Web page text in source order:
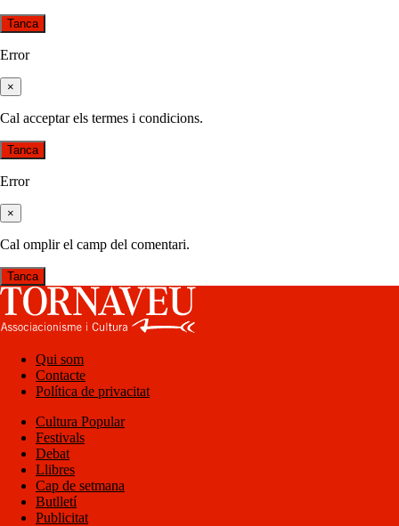
Tanca
Error
×
Cal acceptar els termes i condicions.
Tanca
Error
×
Cal omplir el camp del comentari.
Tanca
Qui som
Contacte
Política de privacitat
Cultura Popular
Festivals
Debat
Llibres
Cap de setmana
Butlletí
Publicitat